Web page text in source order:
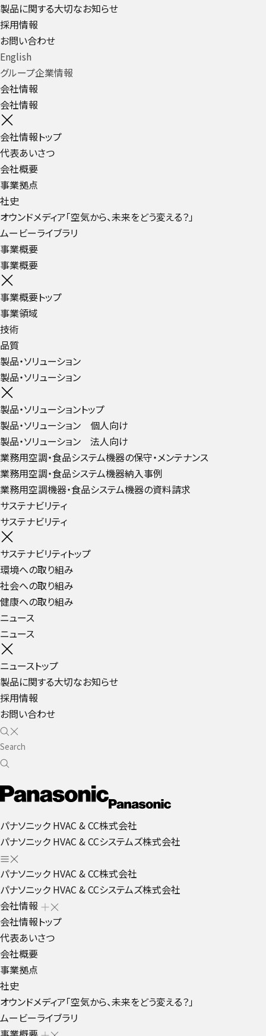
製品に関する大切なお知らせ
採用情報
お問い合わせ
English
グループ企業情報
会社情報
会社情報
会社情報トップ
代表あいさつ
会社概要
事業拠点
社史
オウンドメディア「空気から、未来をどう変える？」
ムービーライブラリ
事業概要
事業概要
事業概要トップ
事業領域
技術
品質
製品・ソリューション
製品・ソリューション
製品・ソリューショントップ
製品・ソリューション 個人向け
製品・ソリューション 法人向け
業務用空調・食品システム機器の保守・メンテナンス
業務用空調・食品システム機器納入事例
業務用空調機器・食品システム機器の資料請求
サステナビリティ
サステナビリティ
サステナビリティトップ
環境への取り組み
社会への取り組み
健康への取り組み
ニュース
ニュース
ニューストップ
製品に関する大切なお知らせ
採用情報
お問い合わせ
パナソニック HVAC & CC株式会社
パナソニック HVAC & CCシステムズ株式会社
パナソニック HVAC & CC株式会社
パナソニック HVAC & CCシステムズ株式会社
会社情報
会社情報トップ
代表あいさつ
会社概要
事業拠点
社史
オウンドメディア「空気から、未来をどう変える？」
ムービーライブラリ